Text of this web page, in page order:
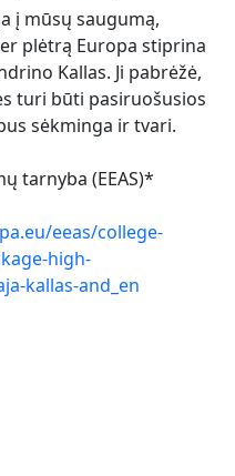
į mūsų saugumą,
plėtrą Europa stiprina
Kallas. Ji pabrėžė,
turi būti pasiruošusios
sėkminga ir tvari.
tarnyba (EEAS)*
eeas/college-
high-
kallas-and_en